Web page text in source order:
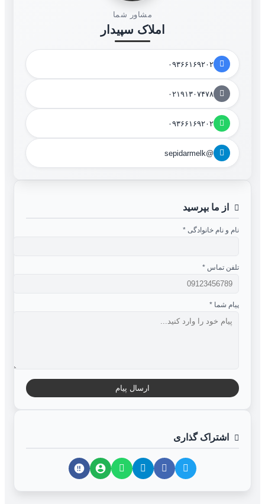
مشاور شما
املاک سپیدار
۰۹۳۶۶۱۶۹۲۰۲
۰۲۱۹۱۳۰۷۴۷۸
۰۹۳۶۶۱۶۹۲۰۲
@sepidarmelk
از ما بپرسید
نام و نام خانوادگی *
تلفن تماس *
پیام شما *
ارسال پیام
اشتراک گذاری